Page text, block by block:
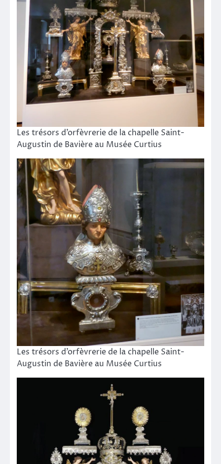
Les trésors d’orfèvrerie de la chapelle Saint-
Augustin de Bavière au Musée Curtius
Les trésors d’orfèvrerie de la chapelle Saint-
Augustin de Bavière au Musée Curtius